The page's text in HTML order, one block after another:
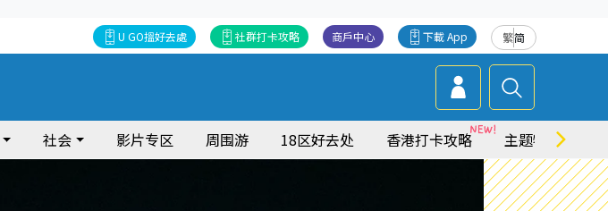
繁简
下載 App
商戶中心
社群打卡攻略
U GO搵好去處
社会 影片专区 周围游 18区好去处 香港打卡攻略 主题特集